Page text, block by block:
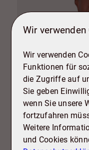
Wir
Wir verwenden
Funktionen für
die Zugriffe auf
Sie geben
wenn Sie unsere
fortzufahren
Weitere
und Cookies